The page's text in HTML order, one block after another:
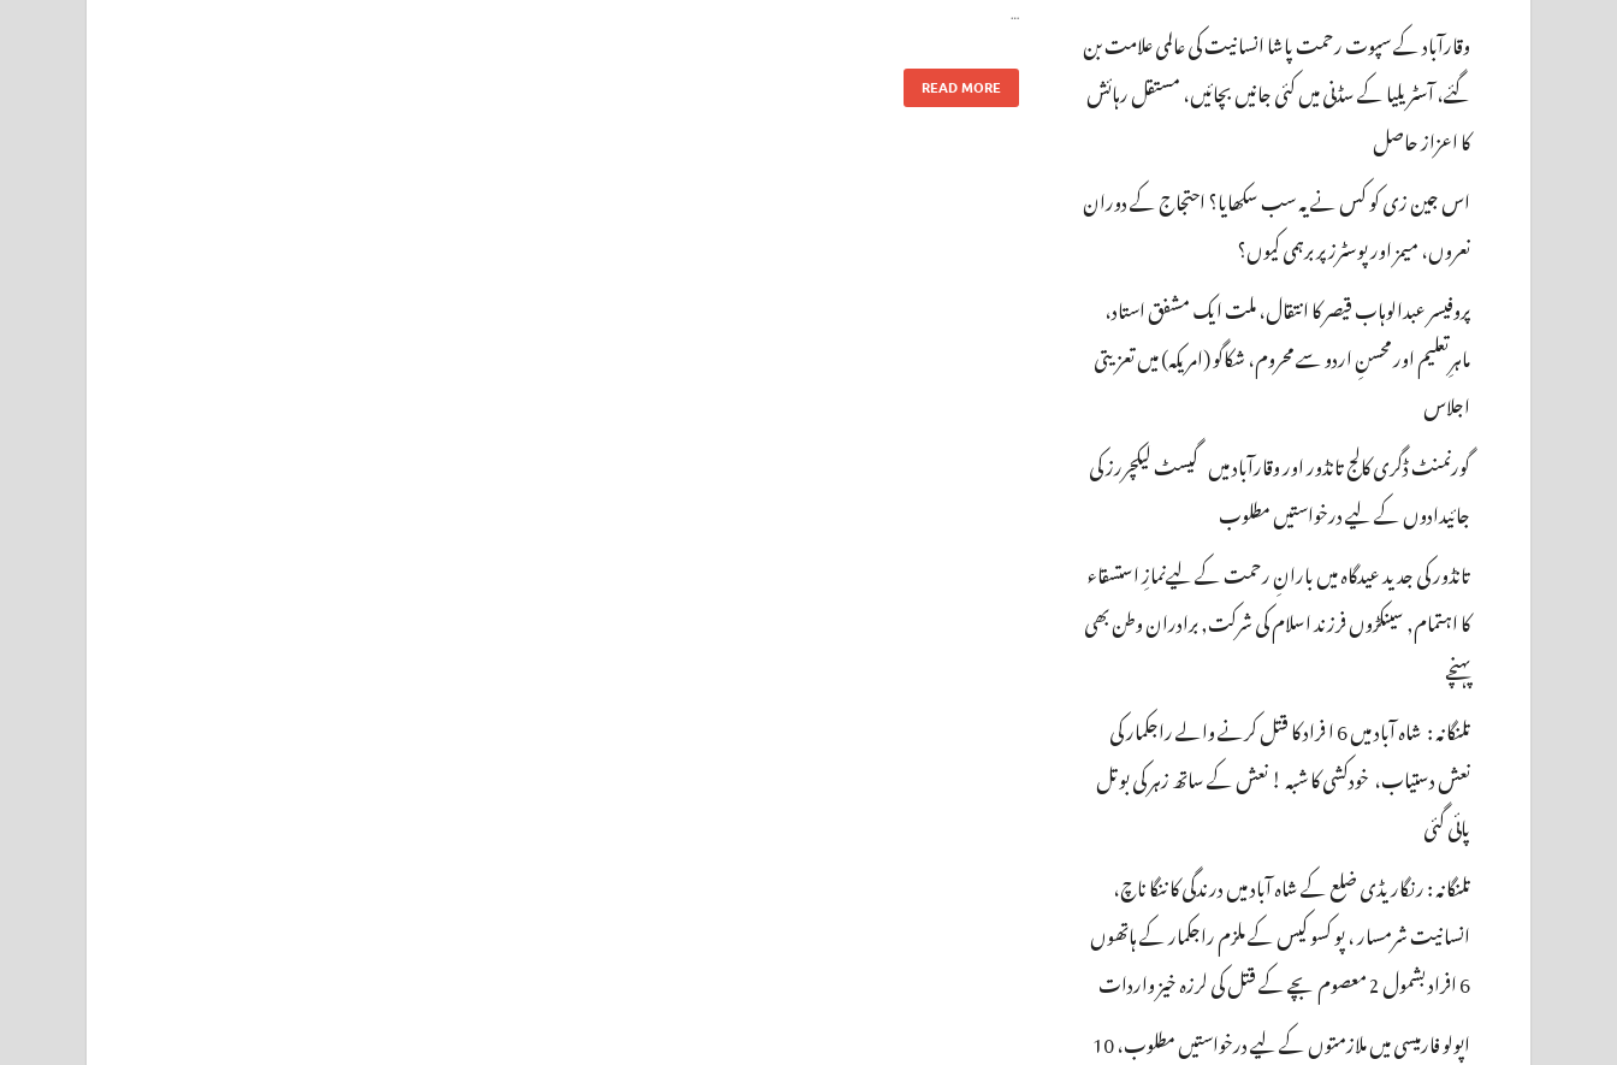
…
READ MORE
وقارآباد کے سپوت رحمت پاشا انسانیت کی عالمی علامت بن
گئے، آسٹریلیا کے سڈنی میں کئی جانیں بچائیں، مستقل رہائش
کا اعزاز حاصل
اس جین زی کو کس نے یہ سب سکھایا؟ احتجاج کے دوران
نعروں، میمز اور پوسٹرز پر برہمی کیوں؟
پروفیسر عبدالوہاب قیصر کا انتقال، ملت ایک مشفق استاد،
ماہرِتعلیم اور محسنِ اردو سے محروم، شکاگو (امریکہ) میں تعزیتی
اجلاس
گورنمنٹ ڈگری کالج تانڈور اور وقارآباد میں گیسٹ لیکچررز کی
جائیدادوں کے لیے درخواستیں مطلوب
تانڈور کی جدید عیدگاہ میں بارانِ رحمت کے لیےنمازِ استسقاء
کا اہتمام, سینکڑوں فرزند اسلام کی شرکت, برادران وطن بھی
پہنچے
تلنگانہ : شاہ آباد میں 6 ا فراد کا قتل کرنے والے راجکمار کی
نعش دستیاب، خودکشی کا شبہ ! نعش کے ساتھ زہر کی بوتل
پائی گئی
تلنگانہ : رنگاریڈی ضلع کے شاہ آباد میں درندگی کا ننگا ناچ،
انسانیت شرمسار ، پو کسو کیس کے ملزم راجکمار کے ہاتھوں
6 افراد بشمول 2 معصوم بچے کے قتل کی لرزہ خیز واردات
اپولو فارمیسی میں ملازمتوں کے لیے درخواستیں مطلوب، 10